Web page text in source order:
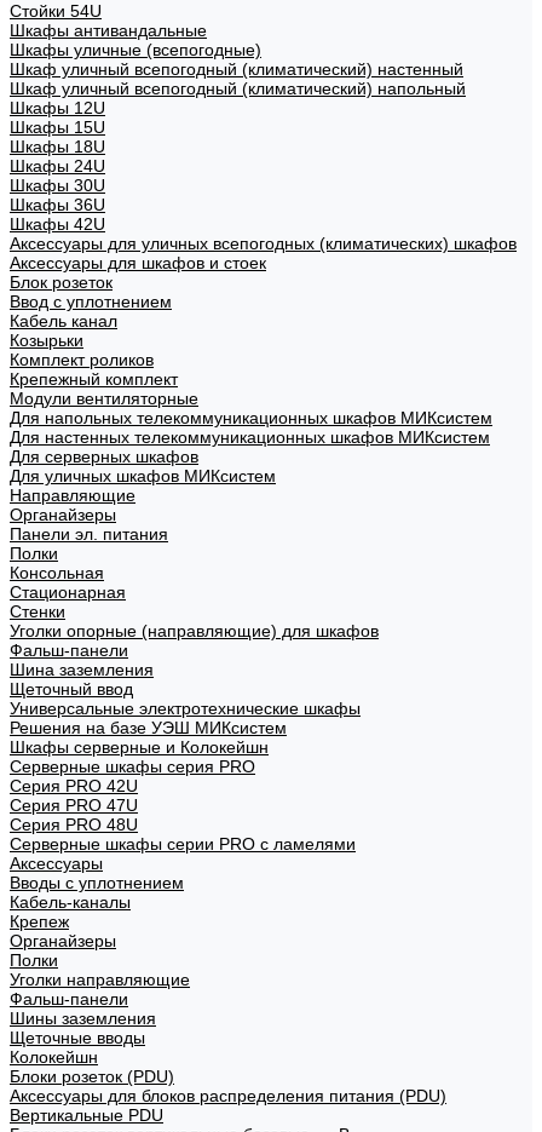
Стойки 54U
Шкафы антивандальные
Шкафы уличные (всепогодные)
Шкаф уличный всепогодный (климатический) настенный
Шкаф уличный всепогодный (климатический) напольный
Шкафы 12U
Шкафы 15U
Шкафы 18U
Шкафы 24U
Шкафы 30U
Шкафы 36U
Шкафы 42U
Аксессуары для уличных всепогодных (климатических) шкафов
Аксессуары для шкафов и стоек
Блок розеток
Ввод с уплотнением
Кабель канал
Козырьки
Комплект роликов
Крепежный комплект
Модули вентиляторные
Для напольных телекоммуникационных шкафов МИКсистем
Для настенных телекоммуникационных шкафов МИКсистем
Для серверных шкафов
Для уличных шкафов МИКсистем
Направляющие
Органайзеры
Панели эл. питания
Полки
Консольная
Стационарная
Стенки
Уголки опорные (направляющие) для шкафов
Фальш-панели
Шина заземления
Щеточный ввод
Универсальные электротехнические шкафы
Решения на базе УЭШ МИКсистем
Шкафы серверные и Колокейшн
Серверные шкафы серия PRO
Серия PRO 42U
Серия PRO 47U
Серия PRO 48U
Серверные шкафы серии PRO с ламелями
Аксессуары
Вводы с уплотнением
Кабель-каналы
Крепеж
Органайзеры
Полки
Уголки направляющие
Фальш-панели
Шины заземления
Щеточные вводы
Колокейшн
Блоки розеток (PDU)
Аксессуары для блоков распределения питания (PDU)
Вертикальные PDU